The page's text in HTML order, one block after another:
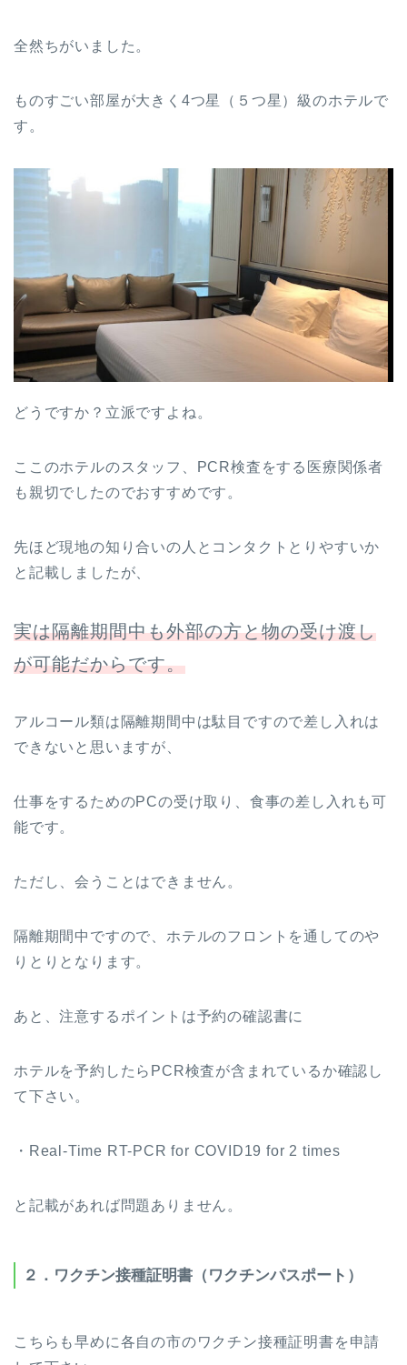
全然ちがいました。
ものすごい部屋が大きく4つ星（５つ星）級のホテルで
す。
どうですか？立派ですよね。
ここのホテルのスタッフ、PCR検査をする医療関係者
も親切でしたのでおすすめです。
先ほど現地の知り合いの人とコンタクトとりやすいか
と記載しましたが、
実は隔離期間中も外部の方と物の受け渡し
が可能だからです。
アルコール類は隔離期間中は駄目ですので差し入れは
できないと思いますが、
仕事をするためのPCの受け取り、食事の差し入れも可
能です。
ただし、会うことはできません。
隔離期間中ですので、ホテルのフロントを通してのや
りとりとなります。
あと、注意するポイントは予約の確認書に
ホテルを予約したらPCR検査が含まれているか確認し
て下さい。
・Real-Time RT-PCR for COVID19 for 2 times
と記載があれば問題ありません。
２．ワクチン接種証明書（ワクチンパスポート）
こちらも早めに各自の市のワクチン接種証明書を申請